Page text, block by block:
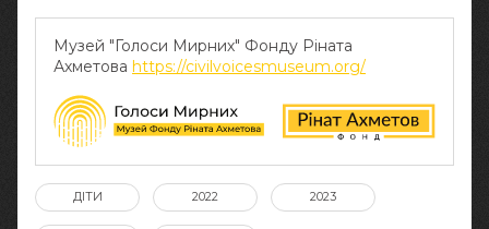
Музей "Голоси Мирних" Фонду Ріната
Ахметова https://civilvoicesmuseum.org/
ДІТИ 2022 2023